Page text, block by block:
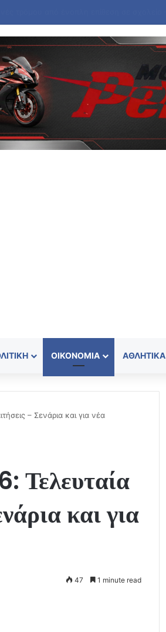
ΟΙΚΟΝΟΜΊΑ ΑΘΛΗΤΙΚΆ
– Σενάρια και για νέα
Τελευταία
και για
47 1 minute read